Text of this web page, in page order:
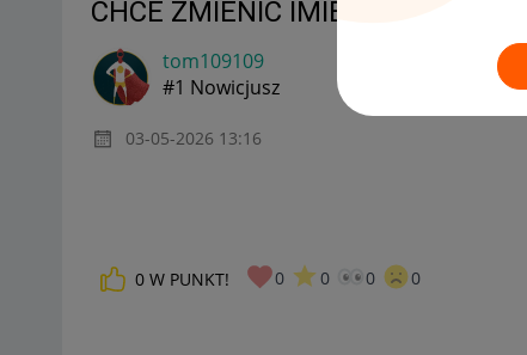
CHCE ZMIENIĆ IMIE
tom109109
#1 Nowicjusz
‎03-05-2026 13:16
0 W PUNKT! 0 0 0 0